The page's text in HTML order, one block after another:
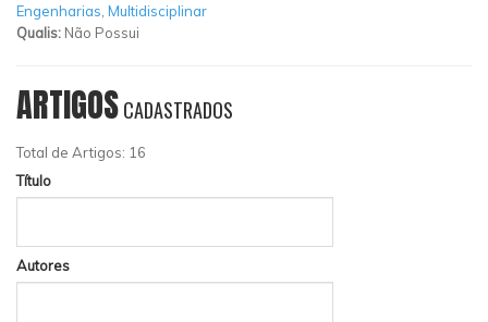
Engenharias Multidisciplinar
Qualis: Não Possui
ARTIGOSCADASTRADOS
Total de Artigos: 16
Título
Autores